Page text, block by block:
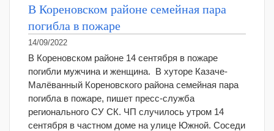
В Кореновском районе семейная пара
погибла в пожаре
14/09/2022
В Кореновском районе 14 сентября в пожаре
погибли мужчина и женщина. В хуторе Казаче-
Малёванный Кореновского района семейная пара
погибла в пожаре, пишет пресс-служба
регионального СУ СК. ЧП случилось утром 14
сентября в частном доме на улице Южной. Соседи